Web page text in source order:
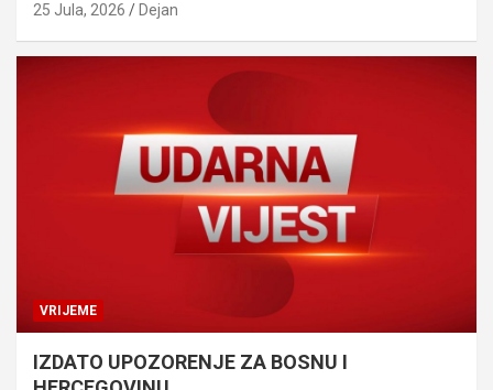
25 Jula, 2026 Dejan
VRIJEME
IZDATO UPOZORENJE ZA BOSNU I